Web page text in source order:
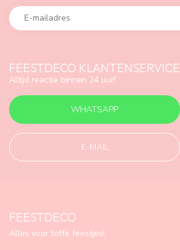
FEESTDECO KLANTENSERVICE
Altijd reactie binnen 24 uur!
WHATSAPP
E-MAIL
FEESTDECO
Alles voor toffe feestjes!